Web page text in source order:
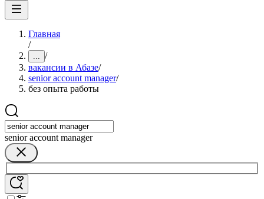
Главная
/
... /
вакансии в Абазе/
senior account manager/
без опыта работы
senior account manager